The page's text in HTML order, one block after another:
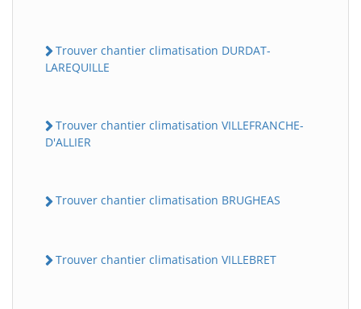
Trouver chantier climatisation DURDAT-
LAREQUILLE
Trouver chantier climatisation VILLEFRANCHE-
D'ALLIER
Trouver chantier climatisation BRUGHEAS
Trouver chantier climatisation VILLEBRET